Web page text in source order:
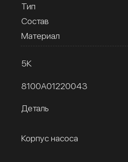
Тип
Состав
Материал
5К
8100A01220043
Деталь
Корпус насоса